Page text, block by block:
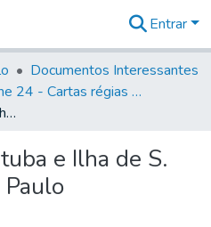
na
Entrar
Documentos Interessantes
Volume 24 - Cartas régias e provisões (1730- 1738)
Transferindo Ubatuba e Ilha de S. Sebastião para S. Paulo
e Ilha de S.
Paulo